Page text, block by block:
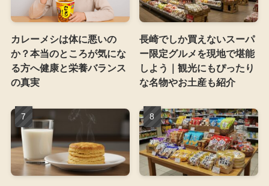
カレーメシは体に悪いの
か？本当のところが気にな
る方へ健康と栄養バランス
の真実
長崎でしか買えないスーパ
ー限定グルメを現地で堪能
しよう｜観光にもぴったり
な名物やお土産も紹介